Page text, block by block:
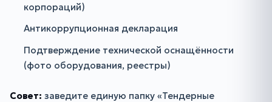
корпораций)
Антикоррупционная декларация
Подтверждение технической оснащённости
(фото оборудования, реестры)
Совет: заведите единую папку «Тендерные